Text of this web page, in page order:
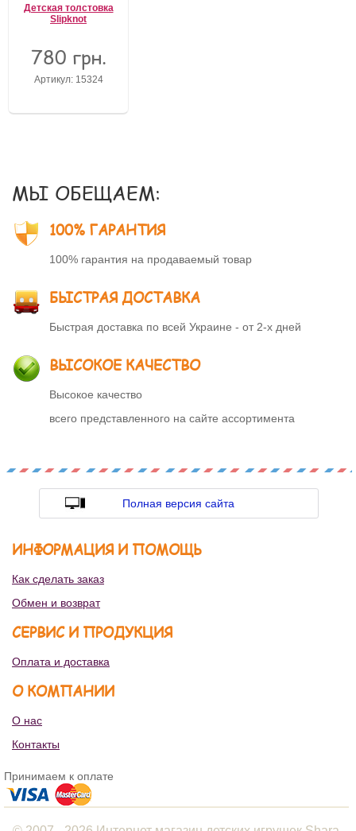
Детская толстовка
Slipknot
780 грн.
Артикул: 15324
МЫ ОБЕЩАЕМ:
100% ГАРАНТИЯ
100% гарантия на продаваемый товар
БЫСТРАЯ ДОСТАВКА
Быстрая доставка по всей Украине - от 2-х дней
ВЫСОКОЕ КАЧЕСТВО
Высокое качество
всего представленного на сайте ассортимента
Полная версия сайта
ИНФОРМАЦИЯ И ПОМОЩЬ
Как сделать заказ
Обмен и возврат
СЕРВИС И ПРОДУКЦИЯ
Оплата и доставка
О КОМПАНИИ
О нас
Контакты
Принимаем к оплате